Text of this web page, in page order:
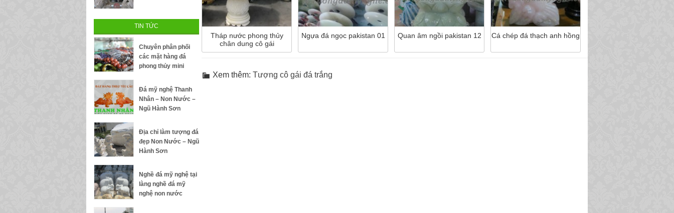
Tháp nước phong thủy
chân dung cô gái
Ngựa đá ngọc pakistan 01 Quan âm ngồi pakistan 12 Cá chép đá thạch anh hồng
Xem thêm: Tượng cô gái đá trắng
TIN TỨC
Chuyên phân phối
các mặt hàng đá
phong thủy mini
Đá mỹ nghệ Thanh
Nhân – Non Nước –
Ngũ Hành Sơn
Địa chỉ làm tượng đá
đẹp Non Nước – Ngũ
Hành Sơn
Nghề đá mỹ nghệ tại
làng nghề đá mỹ
nghệ non nước